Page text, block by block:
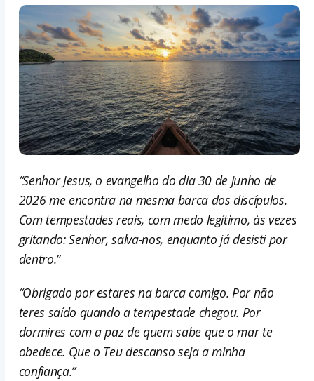
“Senhor Jesus, o evangelho do dia 30 de junho de
2026 me encontra na mesma barca dos discípulos.
Com tempestades reais, com medo legítimo, às vezes
gritando: Senhor, salva-nos, enquanto já desisti por
dentro.”
“Obrigado por estares na barca comigo. Por não
teres saído quando a tempestade chegou. Por
dormires com a paz de quem sabe que o mar te
obedece. Que o Teu descanso seja a minha
confiança.”